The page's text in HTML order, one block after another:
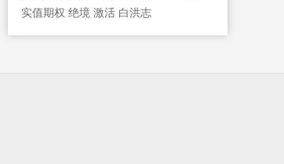
实值期权 绝境 激活 白洪志